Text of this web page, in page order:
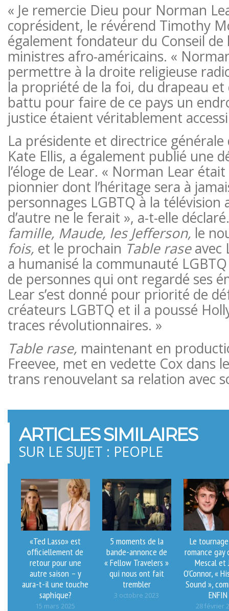
« Je remercie Dieu pour Norman
coprésident, le révérend Timothy
également fondateur du Conseil de
ministres afro-américains. «
permettre à la droite religieuse
la propriété de la foi, du drapeau et
battu pour faire de ce pays un
justice étaient véritablement
La présidente et directrice générale
Kate Ellis, a également publié une
l’éloge de Lear. « Norman Lear
pionnier dont l’héritage sera à
personnages LGBTQ à la
d’autre ne le ferait », a-t-elle
famille, Maude, les Jefferson, le
fois, et le prochain Table raseavec
a humanisé la communauté
de personnes qui ont regardé ses
Lear s’est donné pour priorité de
créateurs LGBTQ et il a poussé
traces révolutionnaires. »
Table rase, maintenant en
Freevee, met en vedette Cox dans
trans renouvelant sa relation avec
ARTICLES SIMILAIRES
SUR LE SUJET : PEOPLE
«Ted Lasso» est
officiellement de
retour pour une
autre saison – y
aura-t-il une touche
saphique?
15 mars 2025
5 moments de la
bande-annonce de
« Fellow Travelers »
qui nous ont fait
trembler
3 octobre 2023
Le
romance gay
Mescal et
O’Connor, «
Sound »,
ENFIN
28 février